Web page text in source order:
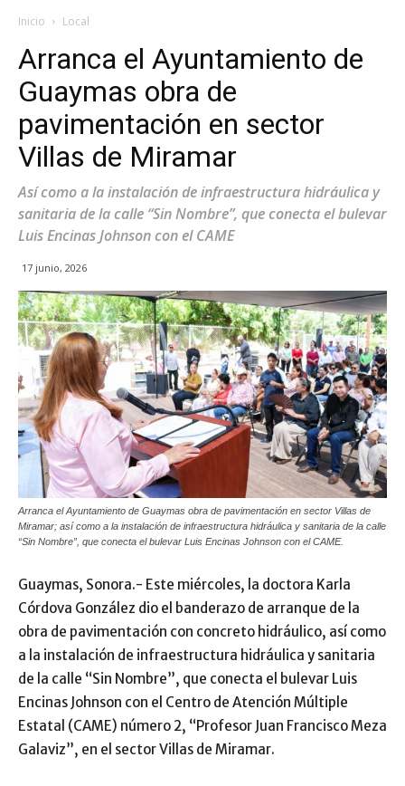
Inicio Local
Arranca el Ayuntamiento de
Guaymas obra de
pavimentación en sector
Villas de Miramar
Así como a la instalación de infraestructura hidráulica y
sanitaria de la calle “Sin Nombre”, que conecta el bulevar
Luis Encinas Johnson con el CAME
17 junio, 2026
Arranca el Ayuntamiento de Guaymas obra de pavimentación en sector Villas de
Miramar; así como a la instalación de infraestructura hidráulica y sanitaria de la calle
“Sin Nombre”, que conecta el bulevar Luis Encinas Johnson con el CAME.
Guaymas, Sonora.- Este miércoles, la doctora Karla
Córdova González dio el banderazo de arranque de la
obra de pavimentación con concreto hidráulico, así como
a la instalación de infraestructura hidráulica y sanitaria
de la calle “Sin Nombre”, que conecta el bulevar Luis
Encinas Johnson con el Centro de Atención Múltiple
Estatal (CAME) número 2, “Profesor Juan Francisco Meza
Galaviz”, en el sector Villas de Miramar.